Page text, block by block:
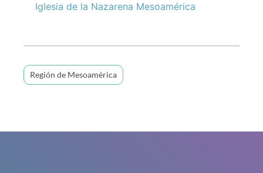
Iglesia de la Nazarena Mesoamérica
Región de Mesoamérica